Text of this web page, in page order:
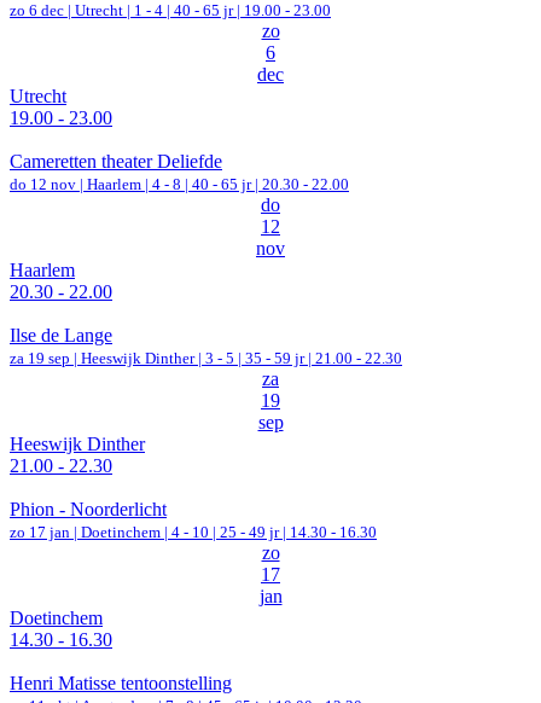
zo 6 dec | Utrecht | 1 - 4 | 40 - 65 jr | 19.00 - 23.00
zo
6
dec
Utrecht
19.00 - 23.00
Cameretten theater Deliefde
do 12 nov | Haarlem | 4 - 8 | 40 - 65 jr | 20.30 - 22.00
do
12
nov
Haarlem
20.30 - 22.00
Ilse de Lange
za 19 sep | Heeswijk Dinther | 3 - 5 | 35 - 59 jr | 21.00 - 22.30
za
19
sep
Heeswijk Dinther
21.00 - 22.30
Phion - Noorderlicht
zo 17 jan | Doetinchem | 4 - 10 | 25 - 49 jr | 14.30 - 16.30
zo
17
jan
Doetinchem
14.30 - 16.30
Henri Matisse tentoonstelling